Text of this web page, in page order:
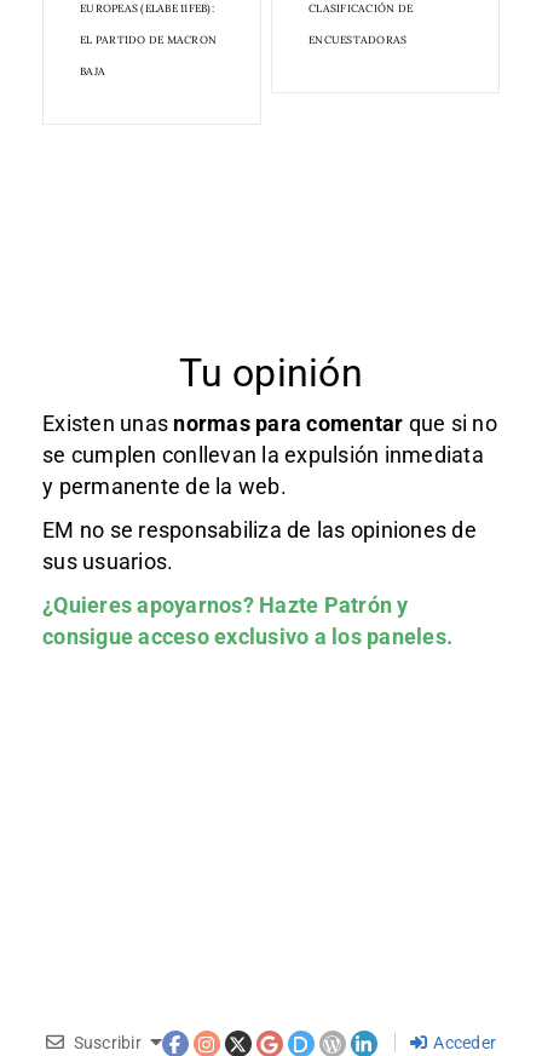
EUROPEAS (ELABE 11FEB):
EL PARTIDO DE MACRON
BAJA
CLASIFICACIÓN DE
ENCUESTADORAS
Tu opinión
Existen unas normas para comentar que si no
se cumplen conllevan la expulsión inmediata
y permanente de la web.
EM no se responsabiliza de las opiniones de
sus usuarios.
¿Quieres apoyarnos? Hazte Patróny
consigue acceso exclusivo a los paneles.
Suscribir Acceder